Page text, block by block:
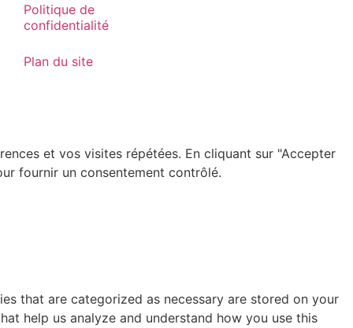
Politique de
confidentialité
Plan du site
et vos visites répétées. En cliquant sur "Accepter
fournir un consentement contrôlé.
that are categorized as necessary are stored on your
help us analyze and understand how you use this